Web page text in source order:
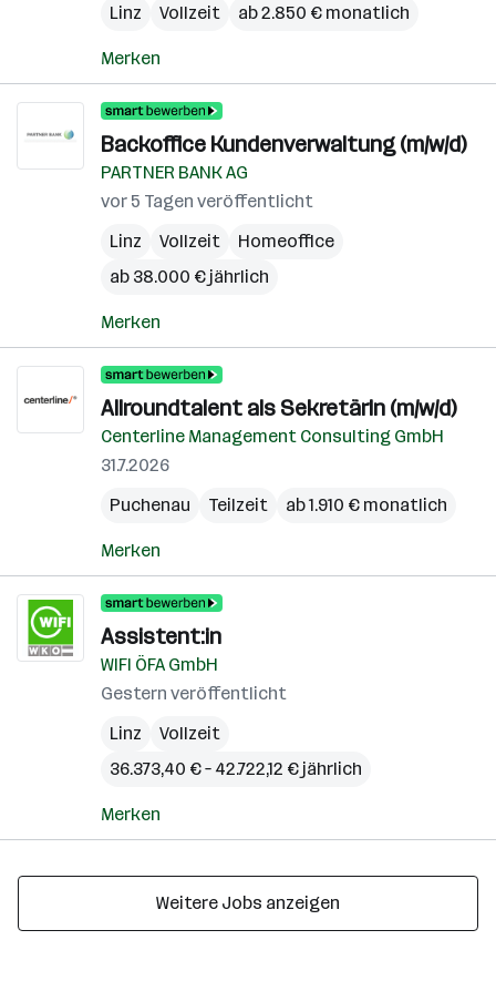
Linz
Vollzeit ab 2.850 € monatlich
Merken
Backoffice Kundenverwaltung (m/w/d)
PARTNER BANK AG
vor 5 Tagen veröffentlicht
Linz
Vollzeit
Homeoffice
ab 38.000 € jährlich
Merken
Allroundtalent als SekretärIn (m/w/d)
Centerline Management Consulting GmbH
31.7.2026
Puchenau
Teilzeit ab 1.910 € monatlich
Merken
Assistent:in
WIFI ÖFA GmbH
Gestern veröffentlicht
Linz
Vollzeit
36.373,40 € – 42.722,12 € jährlich
Merken
Weitere Jobs anzeigen